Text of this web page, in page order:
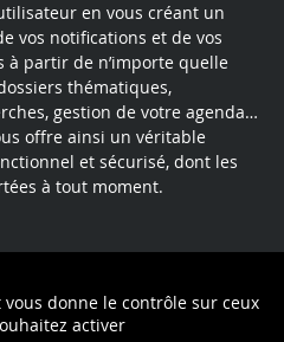
donne le contrôle sur ceux
activer
en vous créant un
vos notifications et de vos
à partir de n’importe quelle
thématiques,
gestion de votre agenda…
offre ainsi un véritable
et sécurisé, dont les
à tout moment.
confidentialité